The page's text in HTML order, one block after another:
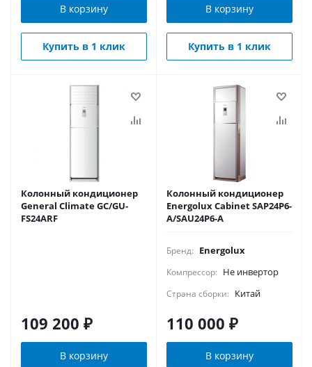
В корзину
Купить в 1 клик
В корзину
Купить в 1 клик
Колонный кондиционер
General Climate GC/GU-
FS24ARF
109 200 ₽
В корзину
Колонный кондиционер
Energolux Cabinet SAP24P6-
A/SAU24P6-A
Бренд: Energolux
Компрессор: Не инвертор
Страна сборки: Китай
110 000 ₽
В корзину